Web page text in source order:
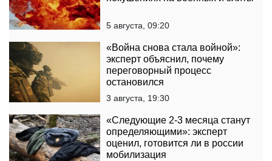
5 августа, 09:20
«Война снова стала войной»:
эксперт объяснил, почему
переговорный процесс
остановился
3 августа, 19:30
«Следующие 2-3 месяца станут
определяющими»: эксперт
оценил, готовится ли в россии
мобилизация